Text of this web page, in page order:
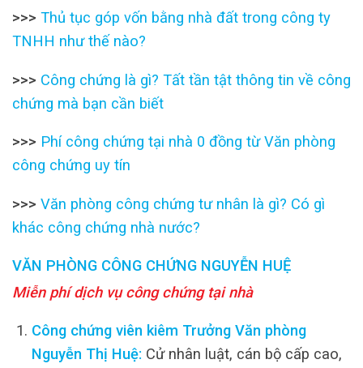
>>> Thủ tục góp vốn bằng nhà đất trong công ty
TNHH như thế nào?
>>> Công chứng là gì? Tất tần tật thông tin về công
chứng mà bạn cần biết
>>> Phí công chứng tại nhà 0 đồng từ Văn phòng
công chứng uy tín
>>> Văn phòng công chứng tư nhân là gì? Có gì
khác công chứng nhà nước?
VĂN PHÒNG CÔNG CHỨNG NGUYỄN HUỆ
Miễn phí dịch vụ công chứng tại nhà
Công chứng viên kiêm Trưởng Văn phòng
Nguyễn Thị Huệ: Cử nhân luật, cán bộ cấp cao,